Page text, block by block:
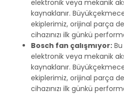
elektronik veya mekanik
kaynaklanır.
ekiplerimiz, orijinal parça
cihazınızı ilk günkü
Bosch fan çalışmıyor:
elektronik veya mekanik
kaynaklanır.
ekiplerimiz, orijinal parça
cihazınızı ilk günkü